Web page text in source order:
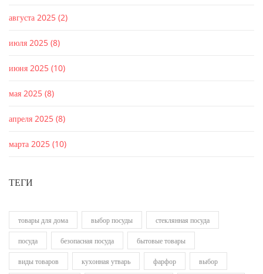
августа 2025 (2)
июля 2025 (8)
июня 2025 (10)
мая 2025 (8)
апреля 2025 (8)
марта 2025 (10)
ТЕГИ
товары для дома выбор посуды стеклянная посуда
посуда безопасная посуда бытовые товары
виды товаров кухонная утварь фарфор выбор